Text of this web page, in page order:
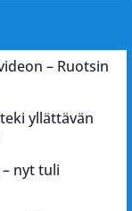
– Ruotsin
yllättävän
nyt tuli